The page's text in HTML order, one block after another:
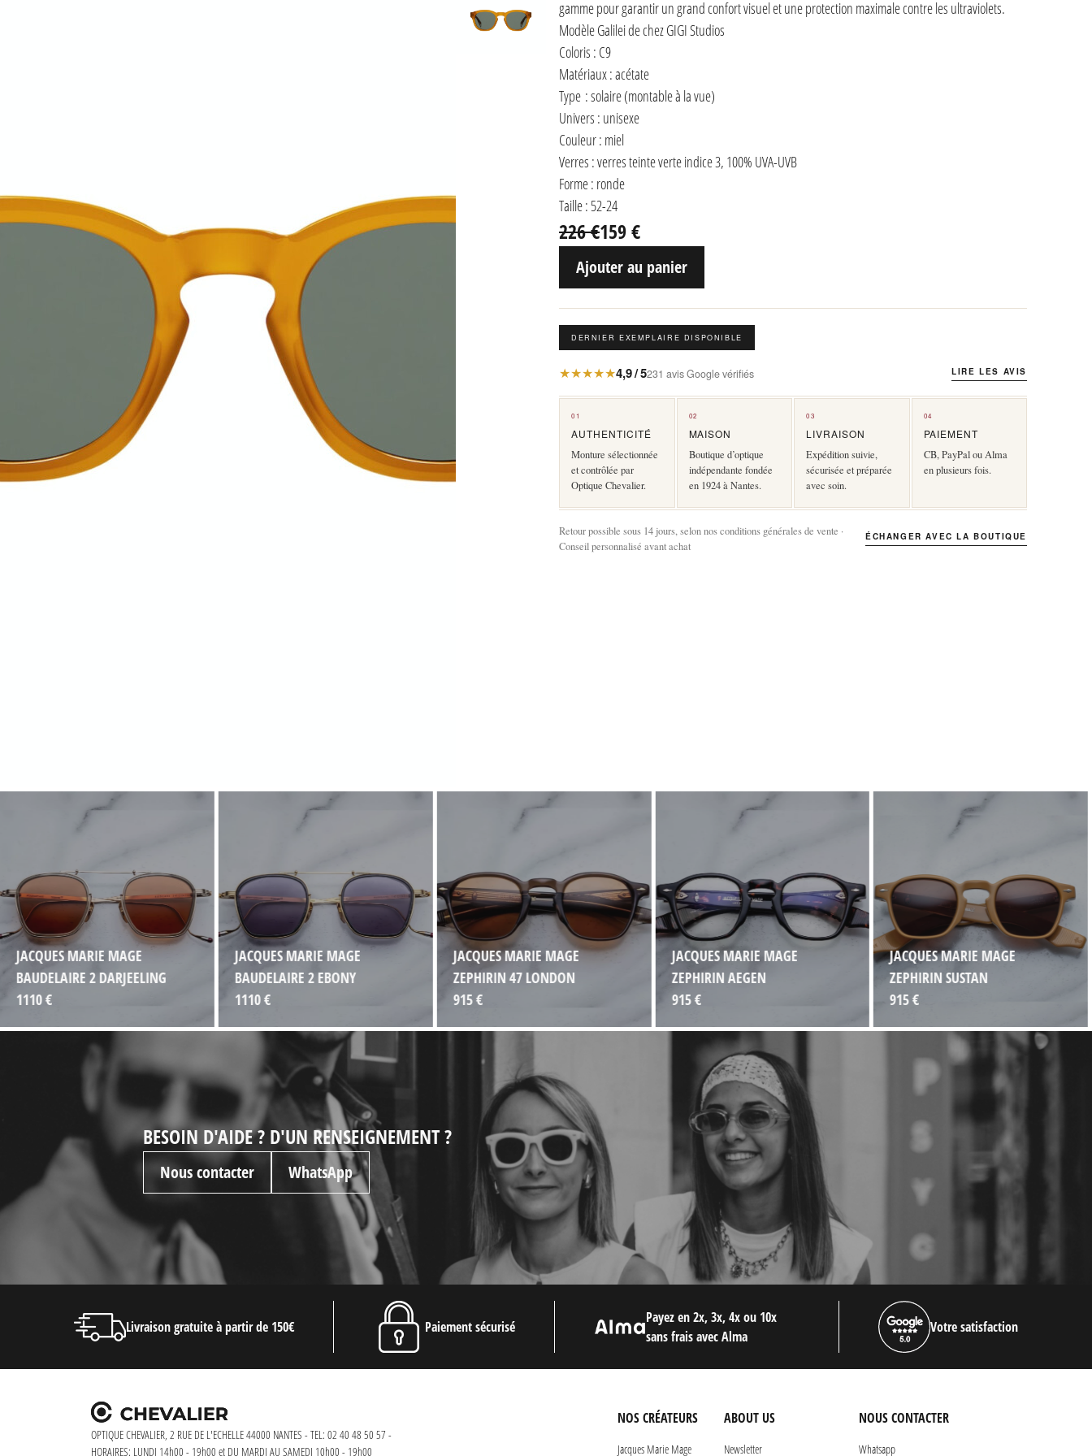
gamme pour garantir un grand confort visuel et une protection maximale contre les ultraviolets.
Modèle Galilei de chez GIGI Studios
Coloris : C9
Matériaux : acétate
Type : solaire (montable à la vue)
Univers : unisexe
Couleur : miel
Verres : verres teinte verte indice 3, 100% UVA-UVB
Forme : ronde
Taille : 52-24
226 €159 €
Ajouter au panier
DERNIER EXEMPLAIRE DISPONIBLE
★★★★★4,9 / 5231 avis Google vérifiés LIRE LES AVIS
01
AUTHENTICITÉ
Monture sélectionnée
et contrôlée par
Optique Chevalier.
02
MAISON
Boutique d’optique
indépendante fondée
en 1924 à Nantes.
03
LIVRAISON
Expédition suivie,
sécurisée et préparée
avec soin.
04
PAIEMENT
CB, PayPal ou Alma
en plusieurs fois.
Retour possible sous 14 jours, selon nos conditions générales de vente ·
Conseil personnalisé avant achat
ÉCHANGER AVEC LA BOUTIQUE
JACQUES MARIE MAGE
BAUDELAIRE 2 DARJEELING
1110 €
JACQUES MARIE MAGE
BAUDELAIRE 2 EBONY
1110 €
JACQUES MARIE MAGE
ZEPHIRIN 47 LONDON
915 €
JACQUES MARIE MAGE
ZEPHIRIN AEGEN
915 €
JACQUES MARIE MAGE
ZEPHIRIN SUSTAN
915 €
BESOIN D'AIDE ? D'UN RENSEIGNEMENT ?
Nous contacter WhatsApp
Livraison gratuite à partir de 150€ Paiement sécurisé
Payez en 2x, 3x, 4x ou 10x
sans frais avec Alma
Votre satisfaction
OPTIQUE CHEVALIER, 2 RUE DE L'ECHELLE 44000 NANTES - TEL: 02 40 48 50 57 -
HORAIRES: LUNDI 14h00 - 19h00 et DU MARDI AU SAMEDI 10h00 - 19h00
NOS CRÉATEURS
Jacques Marie Mage
ABOUT US
Newsletter
NOUS CONTACTER
Whatsapp